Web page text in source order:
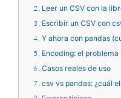
2 Leer un CSV con la
3 Escribir un CSV con
4 Y ahora con pandas
5 Encoding: el problema
6 Casos reales de uso
7 csv vs pandas: ¿cuál